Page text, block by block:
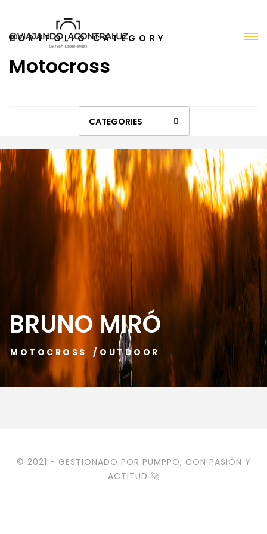
PORTFOLIO CATEGORY
Motocross
CATEGORIES
BRUNO MIRÓ
MOTOCROSS / OUTDOOR
© 2021 - GESTIONADO POR PUMPPO, CON PASIÓN Y
ACTITUD 🚀